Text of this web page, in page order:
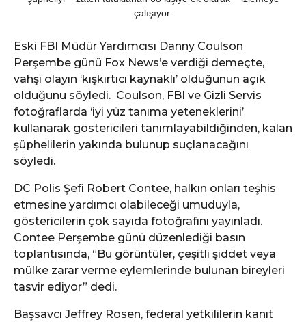
çalışıyor.
Eski FBI Müdür Yardımcısı Danny Coulson
Perşembe günü Fox News’e verdiği demeçte,
vahşi olayın ‘kışkırtıcı kaynaklı’ olduğunun açık
olduğunu söyledi. Coulson, FBI ve Gizli Servis
fotoğraflarda ‘iyi yüz tanıma yeteneklerini’
kullanarak göstericileri tanımlayabildiğinden, kalan
şüphelilerin yakında bulunup suçlanacağını
söyledi.
DC Polis Şefi Robert Contee, halkın onları teşhis
etmesine yardımcı olabileceği umuduyla,
göstericilerin çok sayıda fotoğrafını yayınladı.
Contee Perşembe günü düzenlediği basın
toplantısında, “Bu görüntüler, çeşitli şiddet veya
mülke zarar verme eylemlerinde bulunan bireyleri
tasvir ediyor” dedi.
Başsavcı Jeffrey Rosen, federal yetkililerin kanıt